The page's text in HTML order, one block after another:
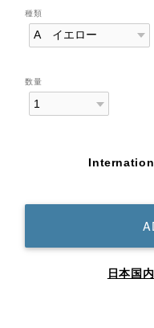
種類
数量
日本国